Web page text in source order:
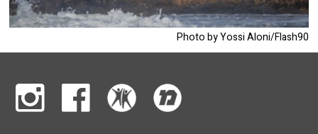
Photo by Yossi Aloni/Flash90